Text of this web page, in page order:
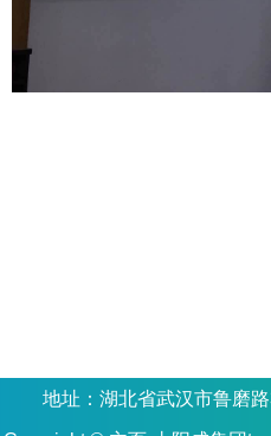
地址：湖北省武汉市鲁